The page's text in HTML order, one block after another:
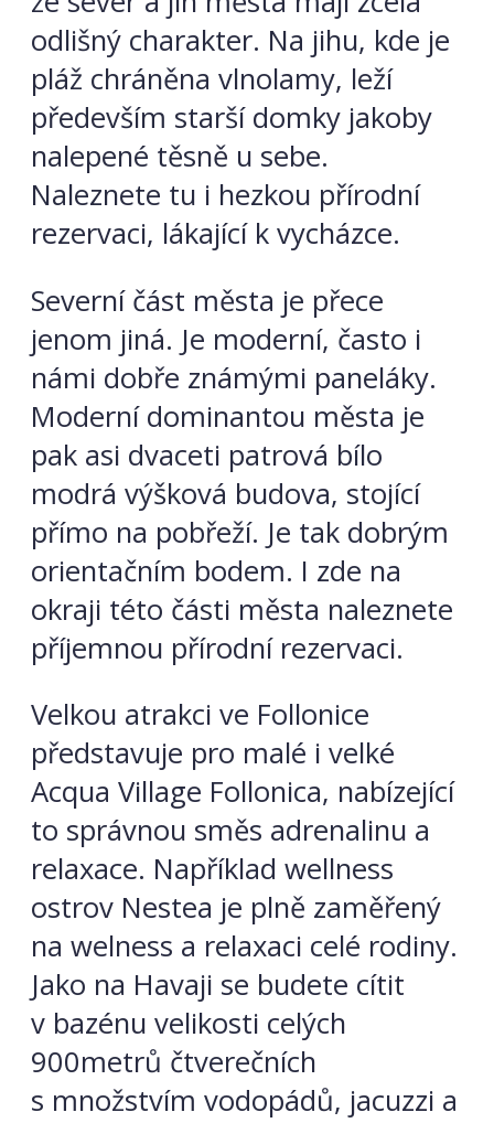
odlišný charakter. Na jihu, kde je
pláž chráněna vlnolamy, leží
především starší domky jakoby
nalepené těsně u sebe.
Naleznete tu i hezkou přírodní
rezervaci, lákající k vycházce.
Severní část města je přece
jenom jiná. Je moderní, často i
námi dobře známými paneláky.
Moderní dominantou města je
pak asi dvaceti patrová bílo
modrá výšková budova, stojící
přímo na pobřeží. Je tak dobrým
orientačním bodem. I zde na
okraji této části města naleznete
příjemnou přírodní rezervaci.
Velkou atrakci ve Follonice
představuje pro malé i velké
Acqua Village Follonica, nabízející
to správnou směs adrenalinu a
relaxace. Například wellness
ostrov Nestea je plně zaměřený
na welness a relaxaci celé rodiny.
Jako na Havaji se budete cítit
v bazénu velikosti celých
900metrů čtverečních
s množstvím vodopádů, jacuzzi a